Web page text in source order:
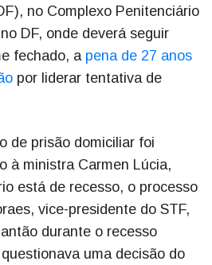
no Complexo Penitenciário
DF, onde deverá seguir
fechado, apena de 27 anos
por liderar tentativa de
de prisão domiciliar foi
à ministra Carmen Lúcia,
está de recesso, o processo
vice-presidente do STF,
durante o recesso
uma decisão do